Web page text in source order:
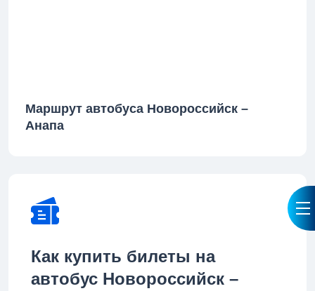
Маршрут автобуса Новороссийск –
Анапа
Как купить билеты на
автобус Новороссийск –